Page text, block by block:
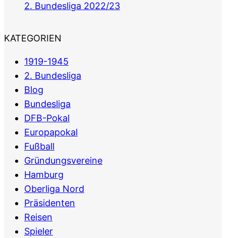
2. Bundesliga 2022/23
KATEGORIEN
1919-1945
2. Bundesliga
Blog
Bundesliga
DFB-Pokal
Europapokal
Fußball
Gründungsvereine
Hamburg
Oberliga Nord
Präsidenten
Reisen
Spieler